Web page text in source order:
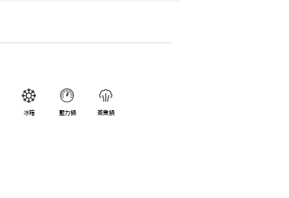
冰箱 壓力鍋 蒸煮鍋